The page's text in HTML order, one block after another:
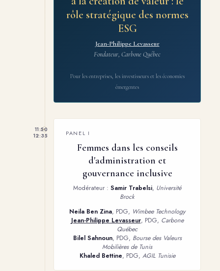
rôle stratégique des normes
ESG
Jean-Philippe Levasseur
Fondateur, Carbone Québec
Pour les entreprises, les investisseurs et les économies
émergentes
11:50
12:35
PANEL I
Femmes dans les conseils
d'administration et
gouvernance inclusive
Modérateur : Samir Trabelsi, Université
Brock
Neila Ben Zina, PDG, Wimbee Technology
Jean-Philippe Levasseur, PDG, Carbone
Québec
Bilel Sahnoun, PDG, Bourse des Valeurs
Mobilières de Tunis
Khaled Bettine, PDG, AGIL Tunisie